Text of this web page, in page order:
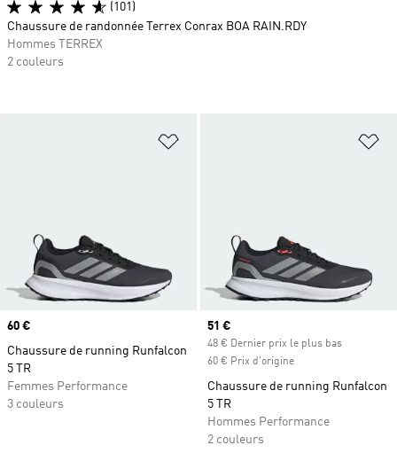
Ajouter à la Liste de produits
Prix
60 €
Chaussure de running Runfalcon
5 TR
Femmes Performance
3 couleurs
Prix actuel
51 €
48 € Dernier prix le plus bas
60 € Prix d'origine
Chaussure de running Runfalcon
5 TR
Hommes Performance
2 couleurs
(101)
Chaussure de randonnée Terrex Conrax BOA RAIN.RDY
Hommes TERREX
2 couleurs